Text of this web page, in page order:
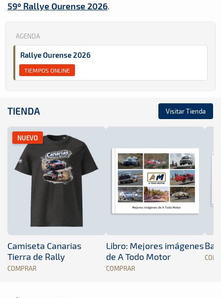
59º Rallye Ourense 2026.
AGENDA
Rallye Ourense 2026
TIEMPOS ONLINE
TIENDA Visitar Tienda
NUEVO
Camiseta Canarias
Tierra de Rally
COMPRAR
Libro: Mejores imágenes
de A Todo Motor
COMPRAR